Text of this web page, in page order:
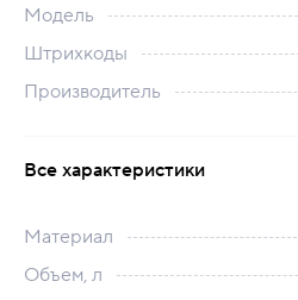
Модель
Штрихкоды
Производитель
Все характеристики
Материал
Объем, л